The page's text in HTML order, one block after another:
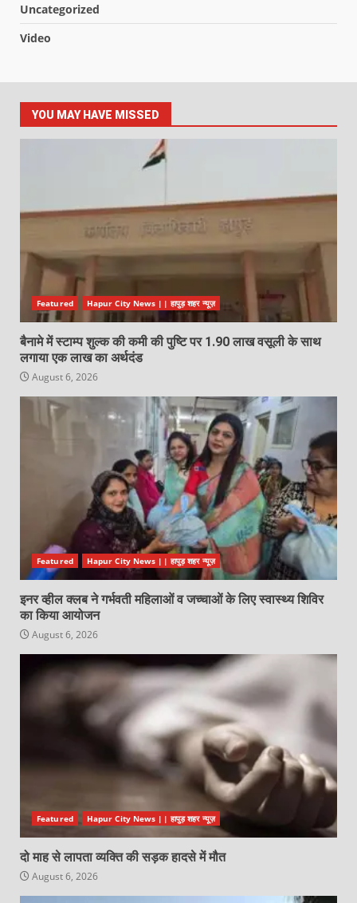
Uncategorized
Video
YOU MAY HAVE MISSED
Featured Hapur City News || हापुड़ शहर न्यूज़
बैनामे में स्टाम्प शुल्क की कमी की पुष्टि पर 1.90 लाख वसूली के साथ
लगाया एक लाख का अर्थदंड
August 6, 2026
Featured Hapur City News || हापुड़ शहर न्यूज़
इनर व्हील क्लब ने गर्भवती महिलाओं व जच्चाओं के लिए स्वास्थ्य शिविर
का किया आयोजन
August 6, 2026
Featured Hapur City News || हापुड़ शहर न्यूज़
दो माह से लापता व्यक्ति की सड़क हादसे में मौत
August 6, 2026